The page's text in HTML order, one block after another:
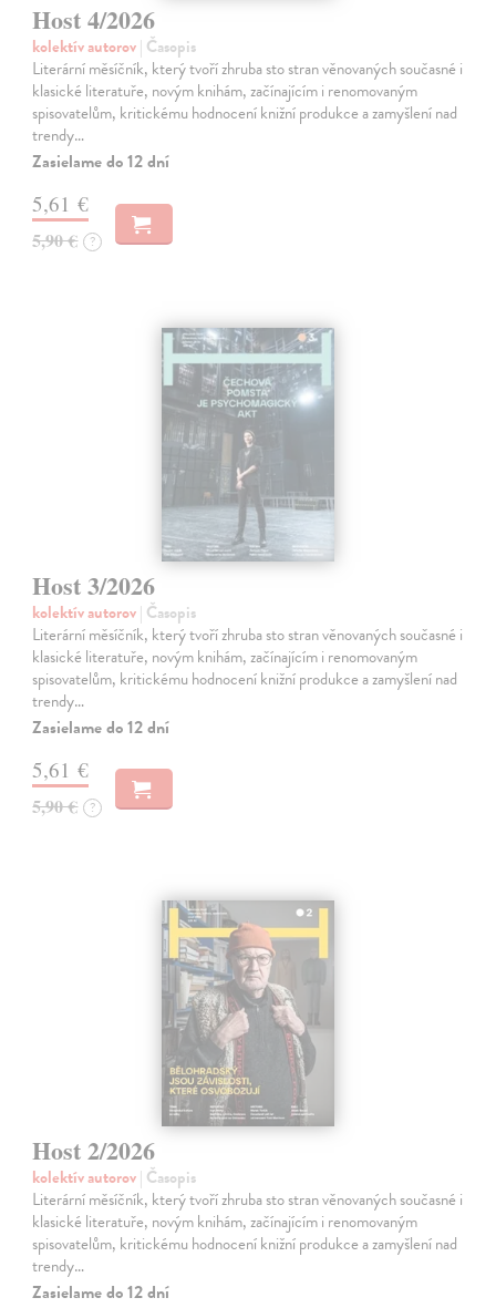
Host 4/2026
kolektív autorov| Časopis
Literární měsíčník, který tvoří zhruba sto stran věnovaných současné i
klasické literatuře, novým knihám, začínajícím i renomovaným
spisovatelům, kritickému hodnocení knižní produkce a zamyšlení nad
trendy…
Zasielame do 12 dní
5,61 €
5,90 € ?
Host 3/2026
kolektív autorov| Časopis
Literární měsíčník, který tvoří zhruba sto stran věnovaných současné i
klasické literatuře, novým knihám, začínajícím i renomovaným
spisovatelům, kritickému hodnocení knižní produkce a zamyšlení nad
trendy…
Zasielame do 12 dní
5,61 €
5,90 € ?
Host 2/2026
kolektív autorov| Časopis
Literární měsíčník, který tvoří zhruba sto stran věnovaných současné i
klasické literatuře, novým knihám, začínajícím i renomovaným
spisovatelům, kritickému hodnocení knižní produkce a zamyšlení nad
trendy…
Zasielame do 12 dní